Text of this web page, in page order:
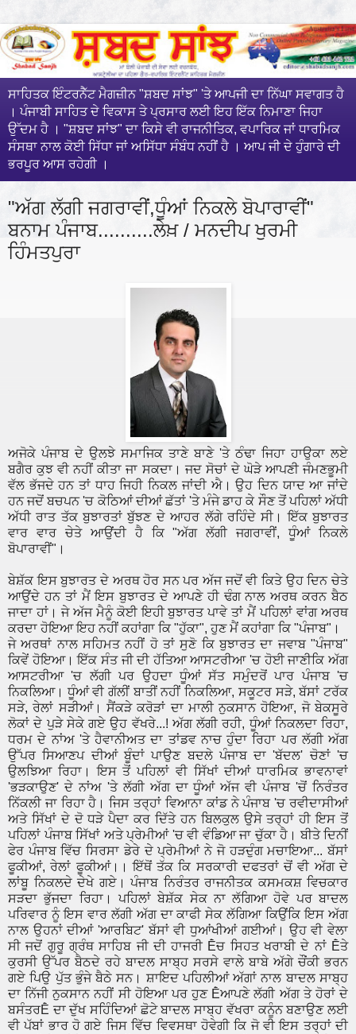
ਸਾਹਿਤਕ ਇੰਟਰਨੈੱਟ ਮੈਗਜ਼ੀਨ "ਸ਼ਬਦ ਸਾਂਝ" 'ਤੇ ਆਪਜੀ ਦਾ ਨਿੱਘਾ ਸਵਾਗਤ ਹੈ
। ਪੰਜਾਬੀ ਸਾਹਿਤ ਦੇ ਵਿਕਾਸ ਤੇ ਪ੍ਰਸਾਰ ਲਈ ਇਹ ਇੱਕ ਨਿਮਾਣਾ ਜਿਹਾ
ਉੱਦਮ ਹੈ । "ਸ਼ਬਦ ਸਾਂਝ" ਦਾ ਕਿਸੇ ਵੀ ਰਾਜਨੀਤਿਕ, ਵਪਾਰਿਕ ਜਾਂ ਧਾਰਮਿਕ
ਸੰਸਥਾ ਨਾਲ ਕੋਈ ਸਿੱਧਾ ਜਾਂ ਅਸਿੱਧਾ ਸੰਬੰਧ ਨਹੀਂ ਹੈ । ਆਪ ਜੀ ਦੇ ਹੁੰਗਾਰੇ ਦੀ
ਭਰਪੂਰ ਆਸ ਰਹੇਗੀ ।
"ਅੱਗ ਲੱਗੀ ਜਗਰਾਵੀਂ,ਧੂੰਆਂ ਨਿਕਲੇ ਬੋਪਾਰਾਵੀਂ"
ਬਨਾਮ ਪੰਜਾਬ..........ਲੇਖ਼ / ਮਨਦੀਪ ਖੁਰਮੀ
ਹਿੰਮਤਪੁਰਾ
ਅਜੋਕੇ ਪੰਜਾਬ ਦੇ ਉਲਝੇ ਸਮਾਜਿਕ ਤਾਣੇ ਬਾਣੇ 'ਤੇ ਠੰਢਾ ਜਿਹਾ ਹਾਉਕਾ ਲਏ
ਬਗੈਰ ਕੁਝ ਵੀ ਨਹੀਂ ਕੀਤਾ ਜਾ ਸਕਦਾ। ਜਦ ਸੋਚਾਂ ਦੇ ਘੋੜੇ ਆਪਣੀ ਜੰਮਣਭੂਮੀ
ਵੱਲ ਭੱਜਦੇ ਹਨ ਤਾਂ ਧਾਹ ਜਿਹੀ ਨਿਕਲ ਜਾਂਦੀ ਐ। ਉਹ ਦਿਨ ਯਾਦ ਆ ਜਾਂਦੇ
ਹਨ ਜਦੋਂ ਬਚਪਨ 'ਚ ਕੋਠਿਆਂ ਦੀਆਂ ਛੱਤਾਂ 'ਤੇ ਮੰਜੇ ਡਾਹ ਕੇ ਸੌਣ ਤੋਂ ਪਹਿਲਾਂ ਅੱਧੀ
ਅੱਧੀ ਰਾਤ ਤੱਕ ਬੁਝਾਰਤਾਂ ਬੁੱਝਣ ਦੇ ਆਹਰ ਲੱਗੇ ਰਹਿੰਦੇ ਸੀ। ਇੱਕ ਬੁਝਾਰਤ
ਵਾਰ ਵਾਰ ਚੇਤੇ ਆਉਂਦੀ ਹੈ ਕਿ "ਅੱਗ ਲੱਗੀ ਜਗਰਾਵੀਂ, ਧੂੰਆਂ ਨਿਕਲੇ
ਬੋਪਾਰਾਵੀਂ"।
ਬੇਸ਼ੱਕ ਇਸ ਬੁਝਾਰਤ ਦੇ ਅਰਥ ਹੋਰ ਸਨ ਪਰ ਅੱਜ ਜਦੋਂ ਵੀ ਕਿਤੇ ਉਹ ਦਿਨ ਚੇਤੇ
ਆਉਂਦੇ ਹਨ ਤਾਂ ਮੈਂ ਇਸ ਬੁਝਾਰਤ ਦੇ ਆਪਣੇ ਹੀ ਢੰਗ ਨਾਲ ਅਰਥ ਕਰਨ ਬੈਠ
ਜਾਦਾ ਹਾਂ। ਜੇ ਅੱਜ ਮੈਨੂੰ ਕੋਈ ਇਹੀ ਬੁਝਾਰਤ ਪਾਵੇ ਤਾਂ ਮੈਂ ਪਹਿਲਾਂ ਵਾਂਗ ਅਰਥ
ਕਰਦਾ ਹੋਇਆਇਹ ਨਹੀਂ ਕਹਾਂਗਾ ਕਿ "ਹੁੱਕਾ", ਹੁਣ ਮੈਂ ਕਹਾਂਗਾ ਕਿ "ਪੰਜਾਬ"।
ਜੇ ਅਰਥਾਂ ਨਾਲ ਸਹਿਮਤ ਨਹੀਂ ਹੋ ਤਾਂ ਸੁਣੋ ਕਿ ਬੁਝਾਰਤ ਦਾ ਜਵਾਬ "ਪੰਜਾਬ"
ਕਿਵੇਂ ਹੋਇਆ। ਇੱਕ ਸੰਤ ਜੀ ਦੀ ਹੱਤਿਆ ਆਸਟਰੀਆ 'ਚ ਹੋਈ ਜਾਣੀਕਿ ਅੱਗ
ਆਸਟਰੀਆ 'ਚ ਲੱਗੀ ਪਰ ਉਹਦਾ ਧੂੰਆਂ ਸੱਤ ਸਮੁੰਦਰੋਂ ਪਾਰ ਪੰਜਾਬ 'ਚ
ਨਿਕਲਿਆ। ਧੂੰਆਂ ਵੀ ਗੱਲੀਂ ਬਾਤੀਂ ਨਹੀਂ ਨਿਕਲਿਆ, ਸਕੂਟਰ ਸੜੇ, ਬੱਸਾਂ ਟਰੱਕ
ਸੜੇ, ਰੇਲਾਂ ਸੜੀਆਂ। ਸੈਂਕੜੇ ਕਰੋੜਾਂ ਦਾ ਮਾਲੀ ਨੁਕਸਾਨ ਹੋਇਆ, ਜੋ ਬੇਕਸੂਰੇ
ਲੋਕਾਂ ਦੇ ਪੁੜੇ ਸੇਕੇ ਗਏ ਉਹ ਵੱਖਰੇ...! ਅੱਗ ਲੱਗੀ ਰਹੀ, ਧੂੰਆਂ ਨਿਕਲਦਾ ਰਿਹਾ,
ਧਰਮ ਦੇ ਨਾਂਅ 'ਤੇ ਹੈਵਾਨੀਅਤ ਦਾ ਤਾਂਡਵ ਨਾਚ ਹੁੰਦਾ ਰਿਹਾ ਪਰ ਲੱਗੀ ਅੱਗ
ਉੱਪਰ ਸਿਆਣਪ ਦੀਆਂ ਬੂੰਦਾਂ ਪਾਉਣ ਬਦਲੇ ਪੰਜਾਬ ਦਾ 'ਬੱਦਲ' ਚੋਣਾਂ 'ਚ
ਉਲਝਿਆ ਰਿਹਾ। ਇਸ ਤੋਂ ਪਹਿਲਾਂ ਵੀ ਸਿੱਖਾਂ ਦੀਆਂ ਧਾਰਮਿਕ ਭਾਵਨਾਵਾਂ
'ਭੜਕਾਉਣ' ਦੇ ਨਾਂਅ 'ਤੇ ਲੱਗੀ ਅੱਗ ਦਾ ਧੂੰਆਂ ਅੱਜ ਵੀ ਪੰਜਾਬ 'ਚੋਂ ਨਿਰੰਤਰ
ਨਿੱਕਲੀ ਜਾ ਰਿਹਾ ਹੈ। ਜਿਸ ਤਰ੍ਹਾਂ ਵਿਆਨਾ ਕਾਂਡ ਨੇ ਪੰਜਾਬ 'ਚ ਰਵੀਦਾਸੀਆਂ
ਅਤੇ ਸਿੱਖਾਂ ਦੇ ਦੋ ਧੜੇ ਪੈਦਾ ਕਰ ਦਿੱਤੇ ਹਨ ਬਿਲਕੁਲ ਉਸੇ ਤਰ੍ਹਾਂ ਹੀ ਇਸ ਤੋਂ
ਪਹਿਲਾਂ ਪੰਜਾਬ ਸਿੱਖਾਂ ਅਤੇ ਪ੍ਰੇਮੀਆਂ 'ਚ ਵੀ ਵੰਡਿਆ ਜਾ ਚੁੱਕਾ ਹੈ। ਬੀਤੇ ਦਿਨੀਂ
ਫੇਰ ਪੰਜਾਬ ਵਿੱਚ ਸਿਰਸਾ ਡੇਰੇ ਦੇ ਪ੍ਰੇਮੀਆਂ ਨੇ ਜੋ ਹੜਦੁੰਗ ਮਚਾਇਆ... ਬੱਸਾਂ
ਫੂਕੀਆਂ, ਰੇਲਾਂ ਫੂਕੀਆਂ।। ਇੱਥੋਂ ਤੱਕ ਕਿ ਸਰਕਾਰੀ ਦਫਤਰਾਂ ਚੋਂ ਵੀ ਅੱਗ ਦੇ
ਲਾਂਬੂ ਨਿਕਲਦੇ ਦੇਖੇ ਗਏ। ਪੰਜਾਬ ਨਿਰੰਤਰ ਰਾਜਨੀਤਕ ਕਸਮਕਸ਼ ਵਿਚਕਾਰ
ਸੜਦਾ ਭੁੱਜਦਾ ਰਿਹਾ। ਪਹਿਲਾਂ ਬੇਸ਼ੱਕ ਸੇਕ ਨਾ ਲੱਗਿਆ ਹੋਵੇ ਪਰ ਬਾਦਲ
ਪਰਿਵਾਰ ਨੂੰ ਇਸ ਵਾਰ ਲੱਗੀ ਅੱਗ ਦਾ ਕਾਫੀ ਸੇਕ ਲੱਗਿਆ ਕਿਉਂਕਿ ਇਸ ਅੱਗ
ਨਾਲ ਉਹਨਾਂ ਦੀਆਂ 'ਆਰਬਿਟ' ਬੱਸਾਂ ਵੀ ਧੁਆਂਖੀਆਂ ਗਈਆਂ। ਉਹ ਵੀ ਵੇਲਾ
ਸੀ ਜਦੋਂ ਗੁਰੂ ਗ੍ਰੰਥ ਸਾਹਿਬ ਜੀ ਦੀ ਹਾਜਰੀ Ḕਚ ਸਿਹਤ ਖਰਾਬੀ ਦੇ ਨਾਂ Ḕਤੇ
ਕੁਰਸੀ ਉੱਪਰ ਬੈਠਦੇ ਰਹੇ ਬਾਦਲ ਸਾਬ੍ਹ ਸਰਸੇ ਵਾਲੇ ਬਾਬੇ ਅੱਗੇ ਚੌਂਕੀ ਭਰਨ
ਗਏ ਪਿਉ ਪੁੱਤ ਭੁੰਜੇ ਬੈਠੇ ਸਨ। ਸ਼ਾਇਦ ਪਹਿਲੀਆਂ ਅੱਗਾਂ ਨਾਲ ਬਾਦਲ ਸਾਬ੍ਹ
ਦਾ ਨਿੱਜੀ ਨੁਕਸਾਨ ਨਹੀਂ ਸੀ ਹੋਇਆ ਪਰ ਹੁਣ Ḕਆਪਣੇ ਲੱਗੀ ਅੱਗ ਤੇ ਹੋਰਾਂ ਦੇ
ਬਸੰਤਰḔ ਦਾ ਦੁੱਖ ਸਹਿੰਦਿਆਂ ਛੋਟੇ ਬਾਦਲ ਸਾਬ੍ਹ ਵੱਖਰਾ ਕਨੂੰਨ ਬਣਾਉਣ ਲਈ
ਵੀ ਪੱਬਾਂ ਭਾਰ ਹੋ ਗਏ ਜਿਸ ਵਿੱਚ ਵਿਵਸਥਾ ਹੋਵੇਗੀ ਕਿ ਜੋ ਵੀ ਇਸ ਤਰ੍ਹਾਂ ਦੀ